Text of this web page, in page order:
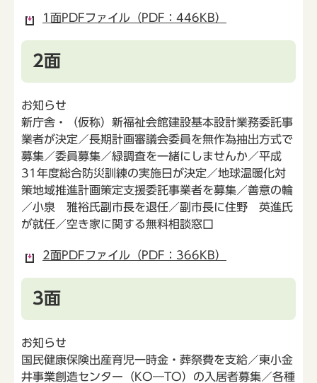
1面PDFファイル（PDF：446KB）
2面
お知らせ
新庁舎・（仮称）新福祉会館建設基本設計業務委託事
業者が決定／長期計画審議会委員を無作為抽出方式で
募集／委員募集／緑調査を一緒にしませんか／平成
31年度総合防災訓練の実施日が決定／地球温暖化対
策地域推進計画策定支援委託事業者を募集／善意の輪
／小泉 雅裕氏副市長を退任／副市長に住野 英進氏
が就任／空き家に関する無料相談窓口
2面PDFファイル（PDF：366KB）
3面
お知らせ
国民健康保険出産育児一時金・葬祭費を支給／東小金
井事業創造センター（KO―TO）の入居者募集／各種